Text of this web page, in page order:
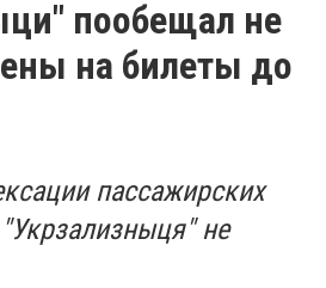
пообещал не
на билеты до
пассажирских
не